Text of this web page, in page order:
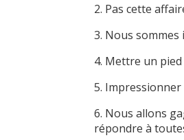
2. Pas cette
3. Nous
4. Mettre un
5.
6. Nous allons
répondre à